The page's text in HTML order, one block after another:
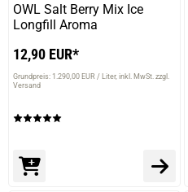
OWL Salt Berry Mix Ice
Longfill Aroma
12,90 EUR*
Grundpreis: 1.290,00 EUR / Liter inkl. MwSt. zzgl.
Versand